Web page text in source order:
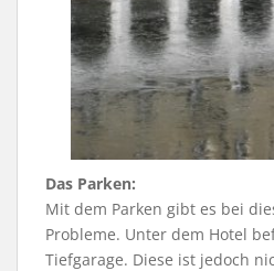
Das Parken:
Mit dem Parken gibt es bei
Probleme. Unter dem Hotel
Tiefgarage. Diese ist jedoch